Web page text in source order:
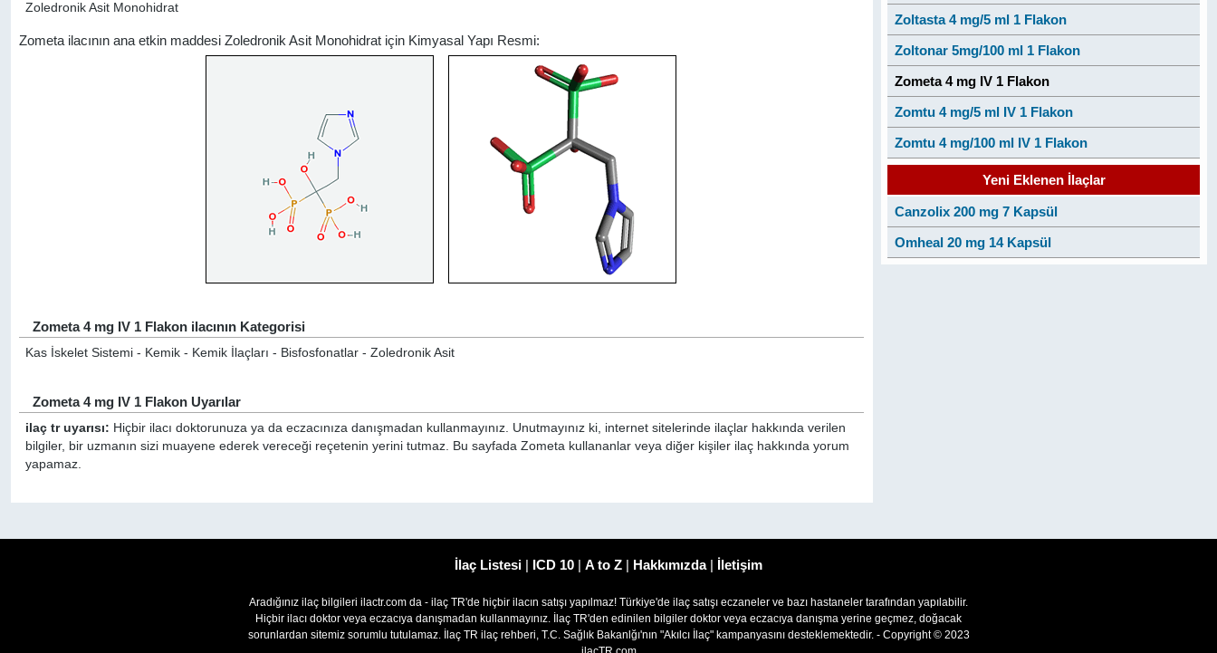
Zoledronik Asit Monohidrat
Zometa ilacının ana etkin maddesi Zoledronik Asit Monohidrat için Kimyasal Yapı Resmi:
Zometa 4 mg IV 1 Flakon ilacının Kategorisi
Kas İskelet Sistemi - Kemik - Kemik İlaçları - Bisfosfonatlar - Zoledronik Asit
Zometa 4 mg IV 1 Flakon Uyarılar
ilaç tr uyarısı: Hiçbir ilacı doktorunuza ya da eczacınıza danışmadan kullanmayınız. Unutmayınız ki, internet sitelerinde ilaçlar hakkında verilen
bilgiler, bir uzmanın sizi muayene ederek vereceği reçetenin yerini tutmaz. Bu sayfada Zometa kullananlar veya diğer kişiler ilaç hakkında yorum
yapamaz.
Zoltasta 4 mg/5 ml 1 Flakon
Zoltonar 5mg/100 ml 1 Flakon
Zometa 4 mg IV 1 Flakon
Zomtu 4 mg/5 ml IV 1 Flakon
Zomtu 4 mg/100 ml IV 1 Flakon
Yeni Eklenen İlaçlar
Canzolix 200 mg 7 Kapsül
Omheal 20 mg 14 Kapsül
İlaç Listesi | ICD 10 | A to Z | Hakkımızda| İletişim
Aradığınız ilaç bilgileri ilactr.com da - ilaç TR'de hiçbir ilacın satışı yapılmaz! Türkiye'de ilaç satışı eczaneler ve bazı hastaneler tarafından yapılabilir.
Hiçbir ilacı doktor veya eczacıya danışmadan kullanmayınız. İlaç TR'den edinilen bilgiler doktor veya eczacıya danışma yerine geçmez, doğacak
sorunlardan sitemiz sorumlu tutulamaz. İlaç TR ilaç rehberi, T.C. Sağlık Bakanlğı'nın "Akılcı İlaç" kampanyasını desteklemektedir. - Copyright © 2023